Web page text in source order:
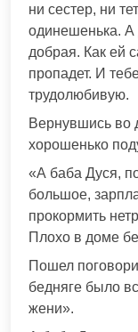
ни сестер, ни
одинешенька. А
добрая. Как ей
пропадет. И
трудолюбивую.
Вернувшись во
хорошенько
«А баба Дуся,
большое,
прокормить
Плохо в доме
Пошел
бедняге было
жени».